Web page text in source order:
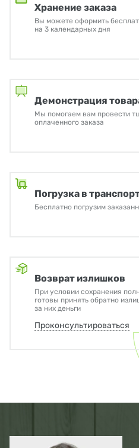
Хранение заказа
Вы можете оформить
на 3 календарных дня
Демонстрация
Мы помогаем вам провести
оплаченного заказа
Погрузка в
Бесплатно погрузим
Возврат излишков
При условии сохранения
готовы принять обратно
за них деньги
Проконсультироваться